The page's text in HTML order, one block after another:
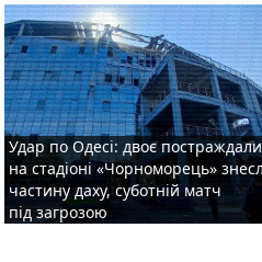
Удар по Одесі: двоє
на стадіоні «Чорноморець»
частину даху, суботній матч
під загрозою